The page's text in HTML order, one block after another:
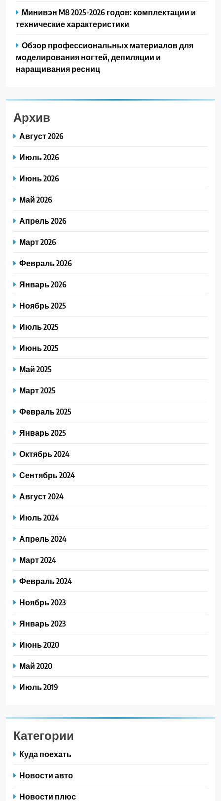
Минивэн M8 2025-2026 годов: комплектации и
технические характеристики
Обзор профессиональных материалов для
моделирования ногтей, депиляции и
наращивания ресниц
Архив
Август 2026
Июль 2026
Июнь 2026
Май 2026
Апрель 2026
Март 2026
Февраль 2026
Январь 2026
Ноябрь 2025
Июль 2025
Июнь 2025
Май 2025
Март 2025
Февраль 2025
Январь 2025
Октябрь 2024
Сентябрь 2024
Август 2024
Июль 2024
Апрель 2024
Март 2024
Февраль 2024
Ноябрь 2023
Январь 2023
Июнь 2020
Май 2020
Июль 2019
Категории
Куда поехать
Новости авто
Новости плюс